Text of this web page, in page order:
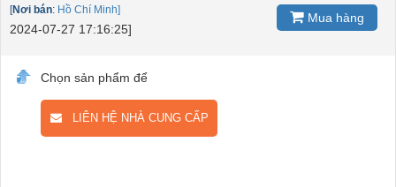
[Nơi bán: Hồ Chí Minh]
2024-07-27 17:16:25]
Mua hàng
Chọn sản phẩm để
LIÊN HỆ NHÀ CUNG CẤP